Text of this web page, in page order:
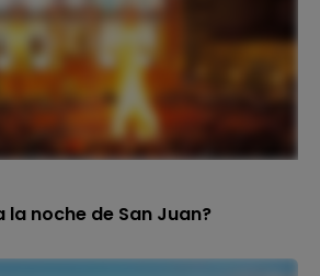
la noche de San Juan?